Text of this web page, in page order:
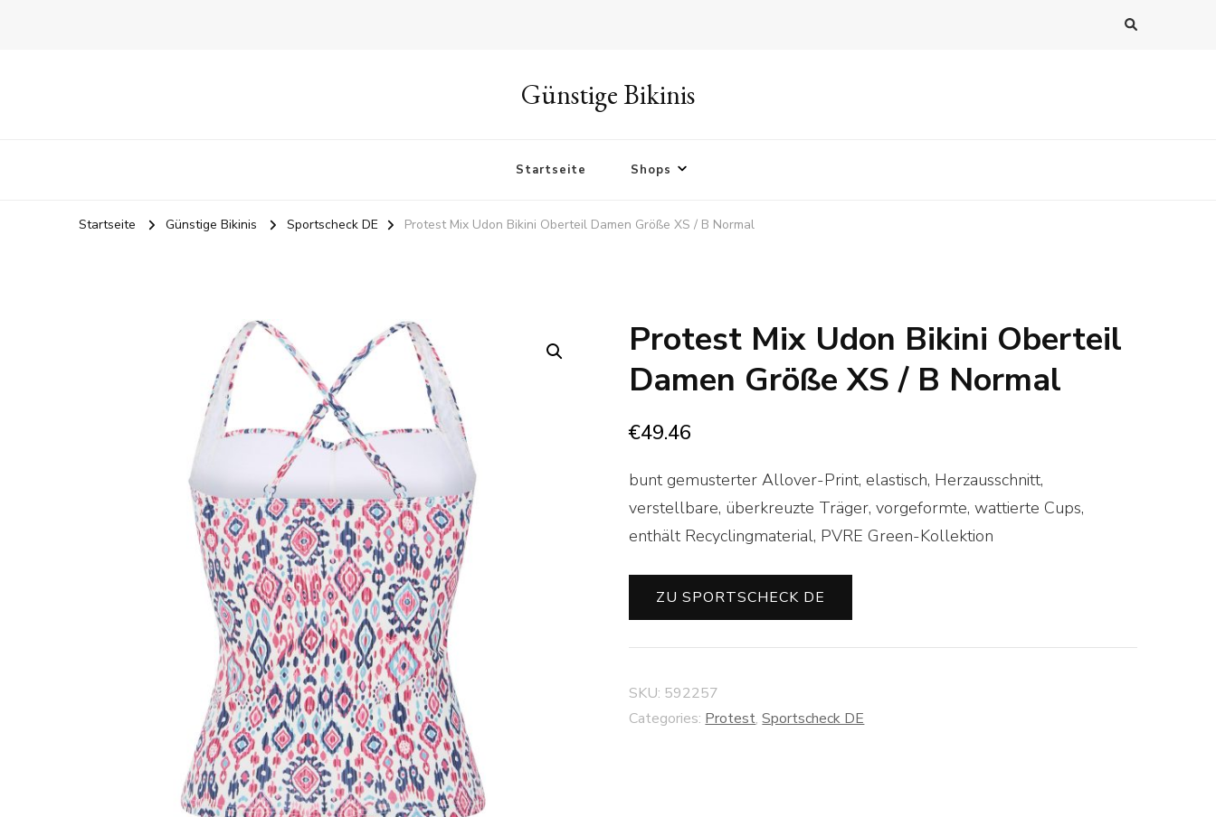
Günstige Bikinis
Startseite Shops
Startseite Günstige Bikinis Sportscheck DE Protest Mix Udon Bikini Oberteil Damen Größe XS / B Normal
Protest Mix Udon Bikini Oberteil
Damen Größe XS / B Normal
€49.46
bunt gemusterter Allover-Print, elastisch, Herzausschnitt,
verstellbare, überkreuzte Träger, vorgeformte, wattierte Cups,
enthält Recyclingmaterial, PVRE Green-Kollektion
ZU SPORTSCHECK DE
SKU: 592257
Categories: Protest,Sportscheck DE